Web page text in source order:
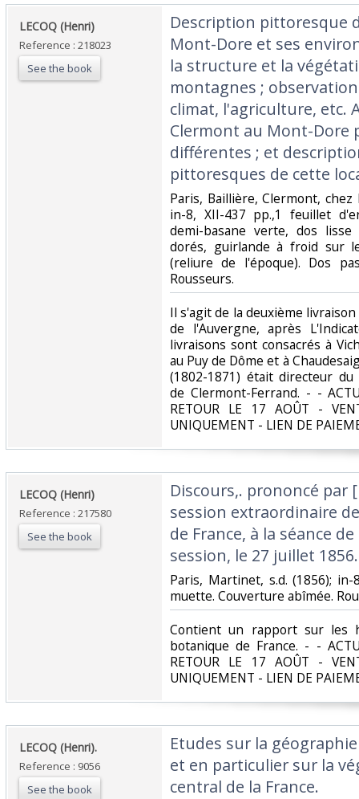
‎LECOQ (Henri)‎
Reference : 218023
See the book
‎Description pittoresque
Mont-Dore et ses
la structure et la
montagnes ;
climat, l'agriculture, etc.
Clermont au Mont-Dore
différentes ; et
pittoresques de cette
‎Paris, Baillière, Clermont,
in-8, XII-437 pp.,1 feuillet
demi-basane verte, dos
dorés, guirlande à froid sur
(reliure de l'époque). Dos
Rousseurs.‎
‎Il s'agit de la deuxième
de l'Auvergne, après
livraisons sont consacrés à
au Puy de Dôme et à
(1802-1871) était directeur
de Clermont-Ferrand. - -
RETOUR LE 17 AOÛT -
UNIQUEMENT - LIEN DE
‎LECOQ (Henri)‎
Reference : 217580
See the book
‎Discours,. prononcé par
session extraordinaire
de France, à la séance
session, le 27 juillet 1856.‎
‎Paris, Martinet, s.d. (1856);
muette. Couverture abîmée.
‎Contient un rapport sur les
botanique de France. - -
RETOUR LE 17 AOÛT -
UNIQUEMENT - LIEN DE
‎LECOQ (Henri).‎
Reference : 9056
See the book
‎Etudes sur la
et en particulier sur la
central de la France.‎